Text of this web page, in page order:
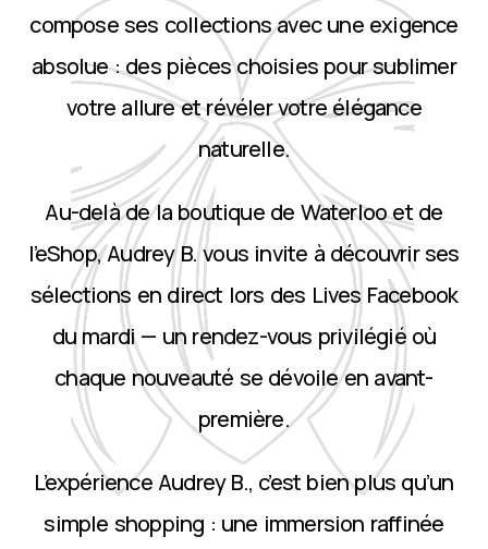
compose ses collections avec une exigence
absolue : des pièces choisies pour sublimer
votre allure et révéler votre élégance
naturelle.
Au-delà de la boutique de Waterloo et de
l’eShop, Audrey B. vous invite à découvrir ses
sélections en direct lors des Lives Facebook
du mardi — un rendez-vous privilégié où
chaque nouveauté se dévoile en avant-
première.
L’expérience Audrey B., c’est bien plus qu’un
simple shopping : une immersion raffinée